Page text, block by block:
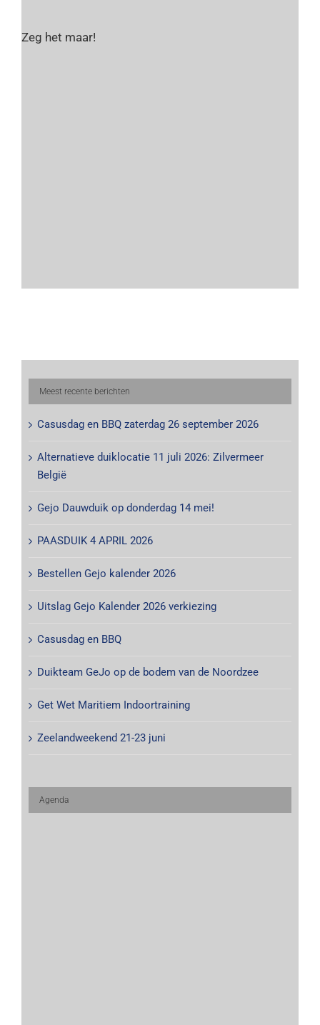
Zeg het maar!
Meest recente berichten
Casusdag en BBQ zaterdag 26 september 2026
Alternatieve duiklocatie 11 juli 2026: Zilvermeer
België
Gejo Dauwduik op donderdag 14 mei!
PAASDUIK 4 APRIL 2026
Bestellen Gejo kalender 2026
Uitslag Gejo Kalender 2026 verkiezing
Casusdag en BBQ
Duikteam GeJo op de bodem van de Noordzee
Get Wet Maritiem Indoortraining
Zeelandweekend 21-23 juni
Agenda